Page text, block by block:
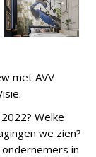
met AVV
Welke
we zien?
in